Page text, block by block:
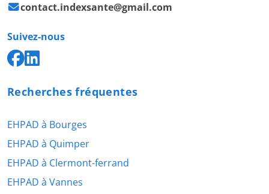
contact.indexsante@gmail.com
Suivez-nous
Recherches fréquentes
EHPAD à Bourges
EHPAD à Quimper
EHPAD à Clermont-ferrand
EHPAD à Vannes